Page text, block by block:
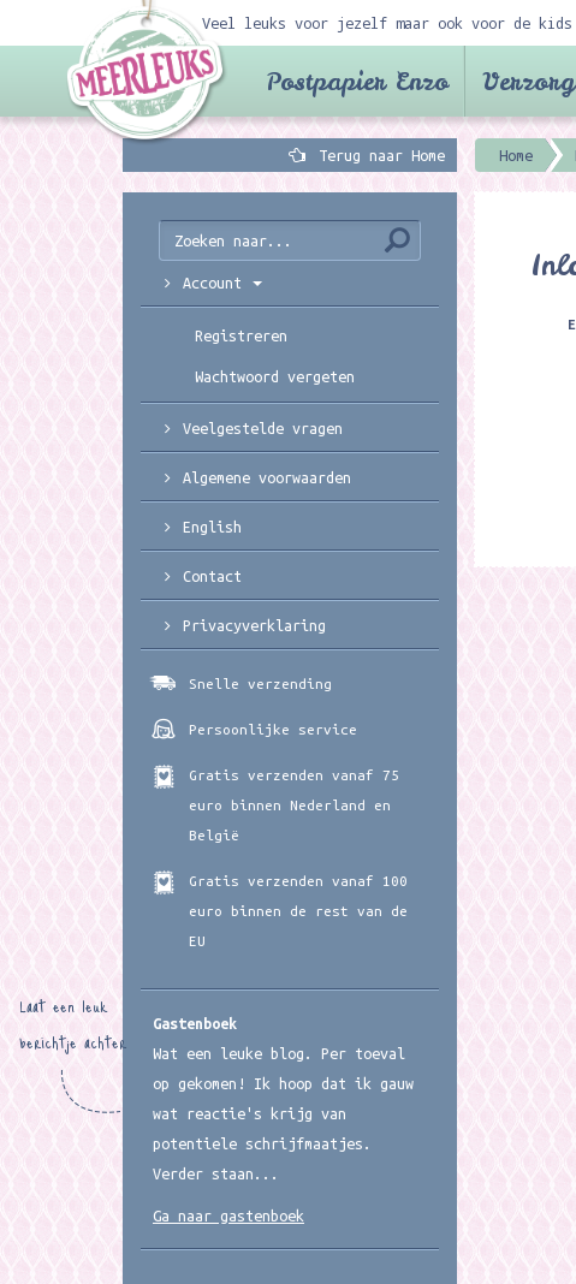
Veel leuks voor jezelf maar ook voor de kids
Postpapier Enzo
Terug naar Home Home
Account
Registreren
Wachtwoord vergeten
Veelgestelde vragen
Algemene voorwaarden
English
Contact
Privacyverklaring
Snelle verzending
Persoonlijke service
Gratis verzenden vanaf 75
euro binnen Nederland en
België
Gratis verzenden vanaf 100
euro binnen de rest van de
EU
Gastenboek
Wat een leuke blog. Per toeval
op gekomen! Ik hoop dat ik gauw
wat reactie's krijg van
potentiele schrijfmaatjes.
Verder staan...
Laat een leuk
berichtje achter
Ga naar gastenboek